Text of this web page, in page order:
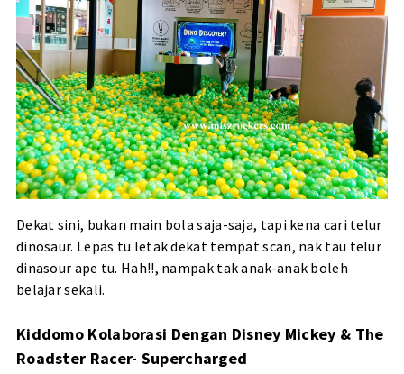
Dekat sini, bukan main bola saja-saja, tapi kena cari telur
dinosaur. Lepas tu letak dekat tempat scan, nak tau telur
dinasour ape tu. Hah!!, nampak tak anak-anak boleh
belajar sekali.
Kiddomo Kolaborasi Dengan Disney Mickey & The
Roadster Racer- Supercharged